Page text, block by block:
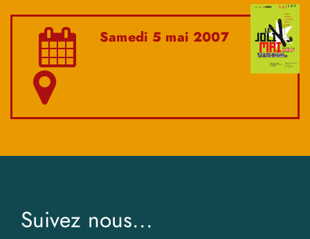
Samedi 5 mai 2007
Suivez nous...